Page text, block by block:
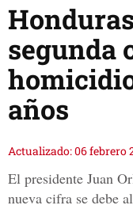
segunda
años
Actualizado: 06 febrero
El presidente Juan
nueva cifra se debe